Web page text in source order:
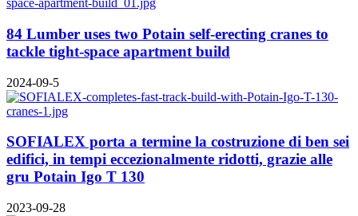
84 Lumber uses two Potain self-erecting cranes to
tackle tight-space apartment build
2024-09-5
SOFIALEX porta a termine la costruzione di ben sei
edifici, in tempi eccezionalmente ridotti, grazie alle
gru Potain Igo T 130
2023-09-28